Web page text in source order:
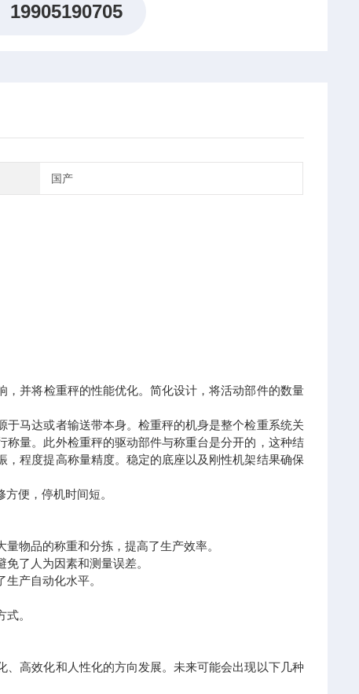
19905190705
国产
并将检重秤的性能优化。简化设计，将活动部件的数量
马达或者输送带本身。检重秤的机身是整个检重系统关
称量。此外检重秤的驱动部件与称重台是分开的，这种结
程度提高称量精度。稳定的底座以及刚性机架结果确保
便，停机时间短。
物品的称重和分拣，提高了生产效率。
了人为因素和测量误差。
产自动化水平。
。
高效化和人性化的方向发展。未来可能会出现以下几种